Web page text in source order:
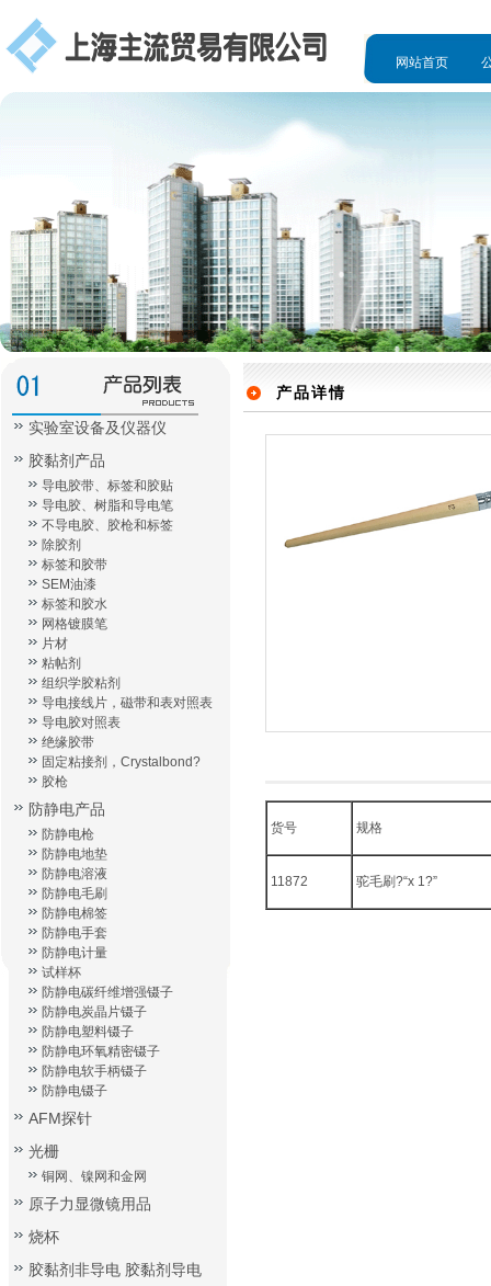
网站首页
产品详情
货号 规格
11872 驼毛刷?“x 1?”
实验室设备及仪器仪
胶黏剂产品
导电胶带、标签和胶贴
导电胶、树脂和导电笔
不导电胶、胶枪和标签
除胶剂
标签和胶带
SEM油漆
标签和胶水
网格镀膜笔
片材
粘帖剂
组织学胶粘剂
导电接线片，磁带和表对照表
导电胶对照表
绝缘胶带
固定粘接剂，Crystalbond?
胶枪
防静电产品
防静电枪
防静电地垫
防静电溶液
防静电毛刷
防静电棉签
防静电手套
防静电计量
试样杯
防静电碳纤维增强镊子
防静电炭晶片镊子
防静电塑料镊子
防静电环氧精密镊子
防静电软手柄镊子
防静电镊子
AFM探针
光栅
铜网、镍网和金网
原子力显微镜用品
烧杯
胶黏剂非导电 胶黏剂导电